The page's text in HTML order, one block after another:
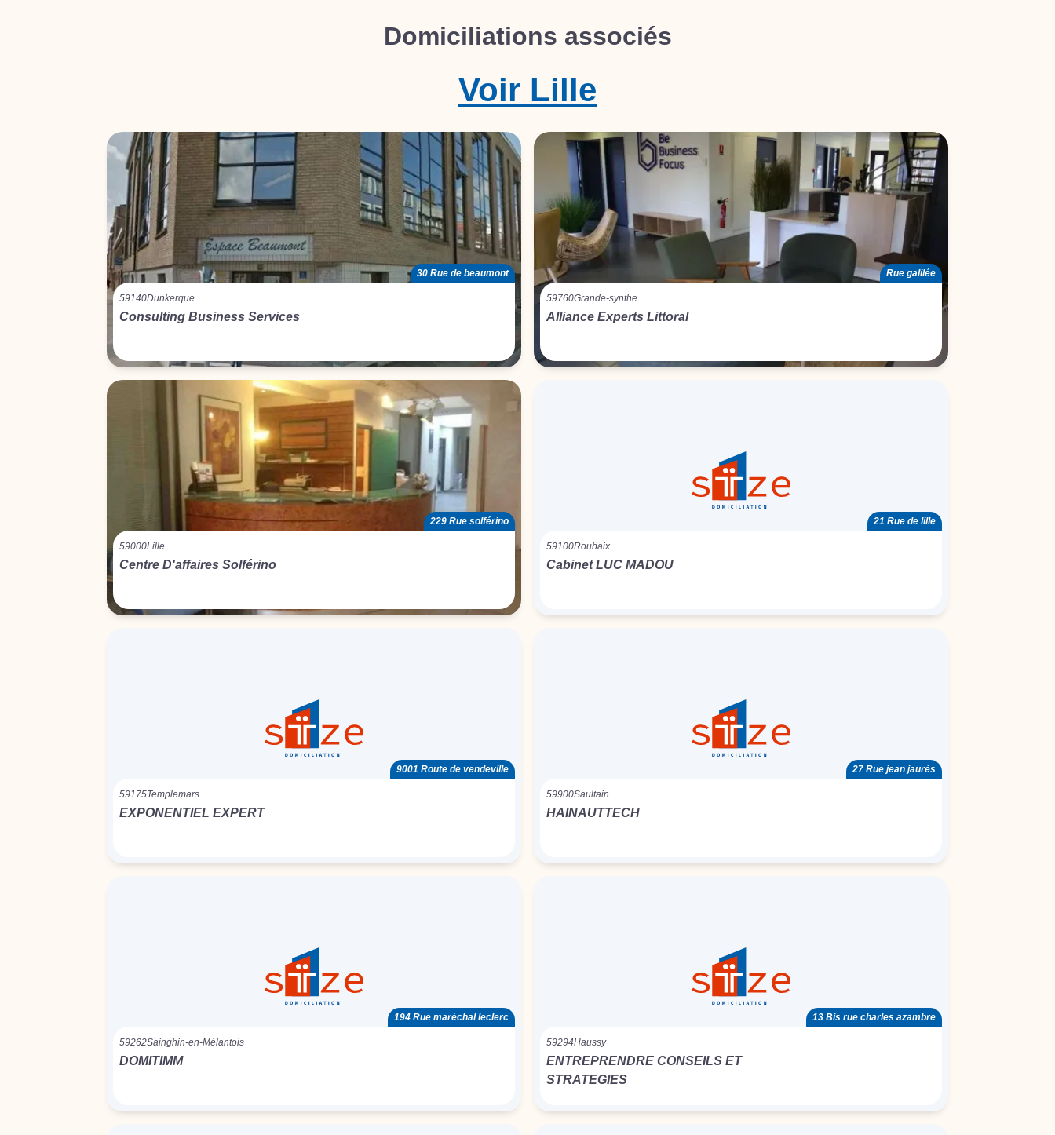
Domiciliations associés
Lille
Voir
30 Rue de beaumont
59140Dunkerque
Consulting Business Services
Rue galilée
59760Grande-synthe
Alliance Experts Littoral
229 Rue solférino
59000Lille
Centre D'affaires Solférino
21 Rue de lille
59100Roubaix
Cabinet LUC MADOU
9001 Route de vendeville
59175Templemars
EXPONENTIEL EXPERT
27 Rue jean jaurès
59900Saultain
HAINAUTTECH
194 Rue maréchal leclerc
59262Sainghin-en-Mélantois
DOMITIMM
13 Bis rue charles azambre
59294Haussy
ENTREPRENDRE CONSEILS ET
STRATEGIES